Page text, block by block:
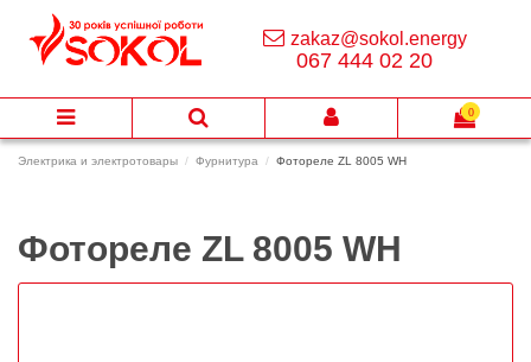
Электрика и электротовары Фурнитура Фотореле ZL 8005 WH
Фотореле ZL 8005 WH
zakaz@sokol.energy
067 444 02 20
0